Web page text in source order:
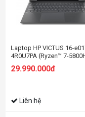
Laptop HP VICTUS 16-
4R0U7PA (Ryzen™ 7-
inch FHD | Win 11 | Đen)
29.990.000đ
Liên hệ